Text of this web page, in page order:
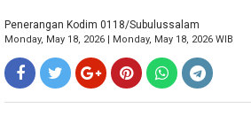
Penerangan Kodim 0118/Subulussalam
Monday, May 18, 2026 | Monday, May 18, 2026 WIB